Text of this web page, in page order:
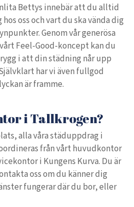
Bettys innebär att du alltid
oss och vart du ska vända dig
Genom vår generösa
Feel-Good-koncept kan du
i att din städning når upp
har vi även fullgod
är framme.
i Tallkrogen?
alla våra städuppdrag i
från vårt huvudkontor
i Kungens Kurva. Du är
oss om du känner dig
fungerar där du bor, eller